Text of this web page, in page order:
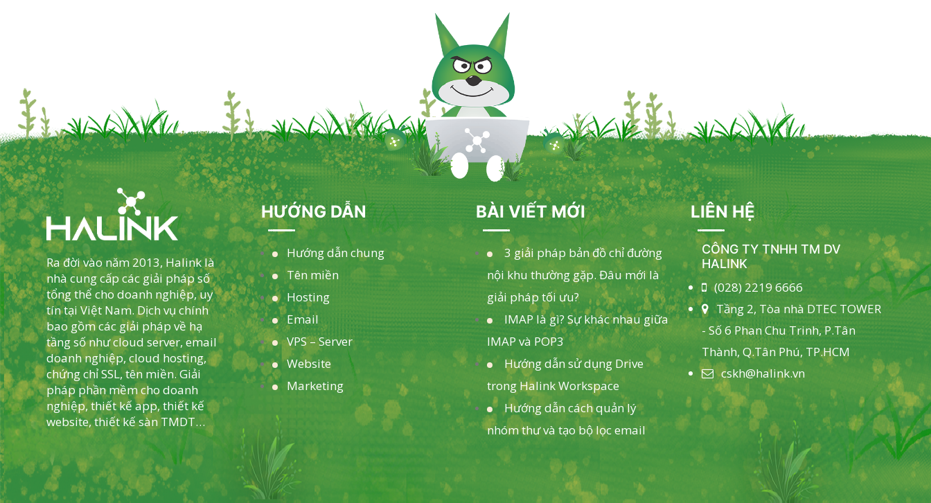
Ra đời vào năm 2013, Halink là
nhà cung cấp các giải pháp số
tổng thể cho doanh nghiệp, uy
tín tại Việt Nam. Dịch vụ chính
bao gồm các giải pháp về hạ
tầng số như cloud server, email
doanh nghiệp, cloud hosting,
chứng chỉ SSL, tên miền. Giải
pháp phần mềm cho doanh
nghiệp, thiết kế app, thiết kế
website, thiết kế sàn TMDT…
HƯỚNG DẪN
Hướng dẫn chung
Tên miền
Hosting
Email
VPS – Server
Website
Marketing
BÀI VIẾT MỚI
3 giải pháp bản đồ chỉ đường
nội khu thường gặp. Đâu mới là
giải pháp tối ưu?
IMAP là gì? Sự khác nhau giữa
IMAP và POP3
Hướng dẫn sử dụng Drive
trong Halink Workspace
Hướng dẫn cách quản lý
nhóm thư và tạo bộ lọc email
LIÊN HỆ
CÔNG TY TNHH TM DV
HALINK
(028) 2219 6666
Tầng 2, Tòa nhà DTEC TOWER
- Số 6 Phan Chu Trinh, P.Tân
Thành, Q.Tân Phú, TP.HCM
cskh@halink.vn